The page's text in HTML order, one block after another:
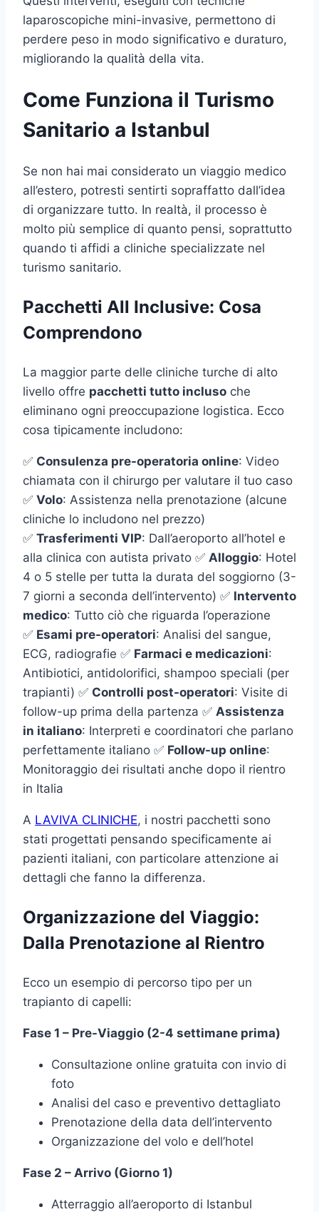
laparoscopiche mini-invasive, permettono di
perdere peso in modo significativo e duraturo,
migliorando la qualità della vita.
Come Funziona il Turismo
Sanitario a Istanbul
Se non hai mai considerato un viaggio medico
all’estero, potresti sentirti sopraffatto dall’idea
di organizzare tutto. In realtà, il processo è
molto più semplice di quanto pensi, soprattutto
quando ti affidi a cliniche specializzate nel
turismo sanitario.
Pacchetti All Inclusive: Cosa
Comprendono
La maggior parte delle cliniche turche di alto
livello offre pacchetti tutto incluso che
eliminano ogni preoccupazione logistica. Ecco
cosa tipicamente includono:
✅ Consulenza pre-operatoria online: Video
chiamata con il chirurgo per valutare il tuo caso
✅ Volo: Assistenza nella prenotazione (alcune
cliniche lo includono nel prezzo)
✅ Trasferimenti VIP: Dall’aeroporto all’hotel e
alla clinica con autista privato ✅ Alloggio: Hotel
4 o 5 stelle per tutta la durata del soggiorno (3-
7 giorni a seconda dell’intervento) ✅ Intervento
medico: Tutto ciò che riguarda l’operazione
✅ Esami pre-operatori: Analisi del sangue,
ECG, radiografie ✅ Farmaci e medicazioni:
Antibiotici, antidolorifici, shampoo speciali (per
trapianti) ✅ Controlli post-operatori: Visite di
follow-up prima della partenza ✅ Assistenza
in italiano: Interpreti e coordinatori che parlano
perfettamente italiano ✅ Follow-up online:
Monitoraggio dei risultati anche dopo il rientro
in Italia
A LAVIVA CLINICHE, i nostri pacchetti sono
stati progettati pensando specificamente ai
pazienti italiani, con particolare attenzione ai
dettagli che fanno la differenza.
Organizzazione del Viaggio:
Dalla Prenotazione al Rientro
Ecco un esempio di percorso tipo per un
trapianto di capelli:
Fase 1 – Pre-Viaggio (2-4 settimane prima)
Consultazione online gratuita con invio di
foto
Analisi del caso e preventivo dettagliato
Prenotazione della data dell’intervento
Organizzazione del volo e dell’hotel
Fase 2 – Arrivo (Giorno 1)
Atterraggio all’aeroporto di Istanbul